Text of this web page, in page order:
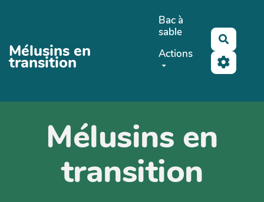
Mélusins en
transition
Bac à
sable
Actions
Mélusins en
transition